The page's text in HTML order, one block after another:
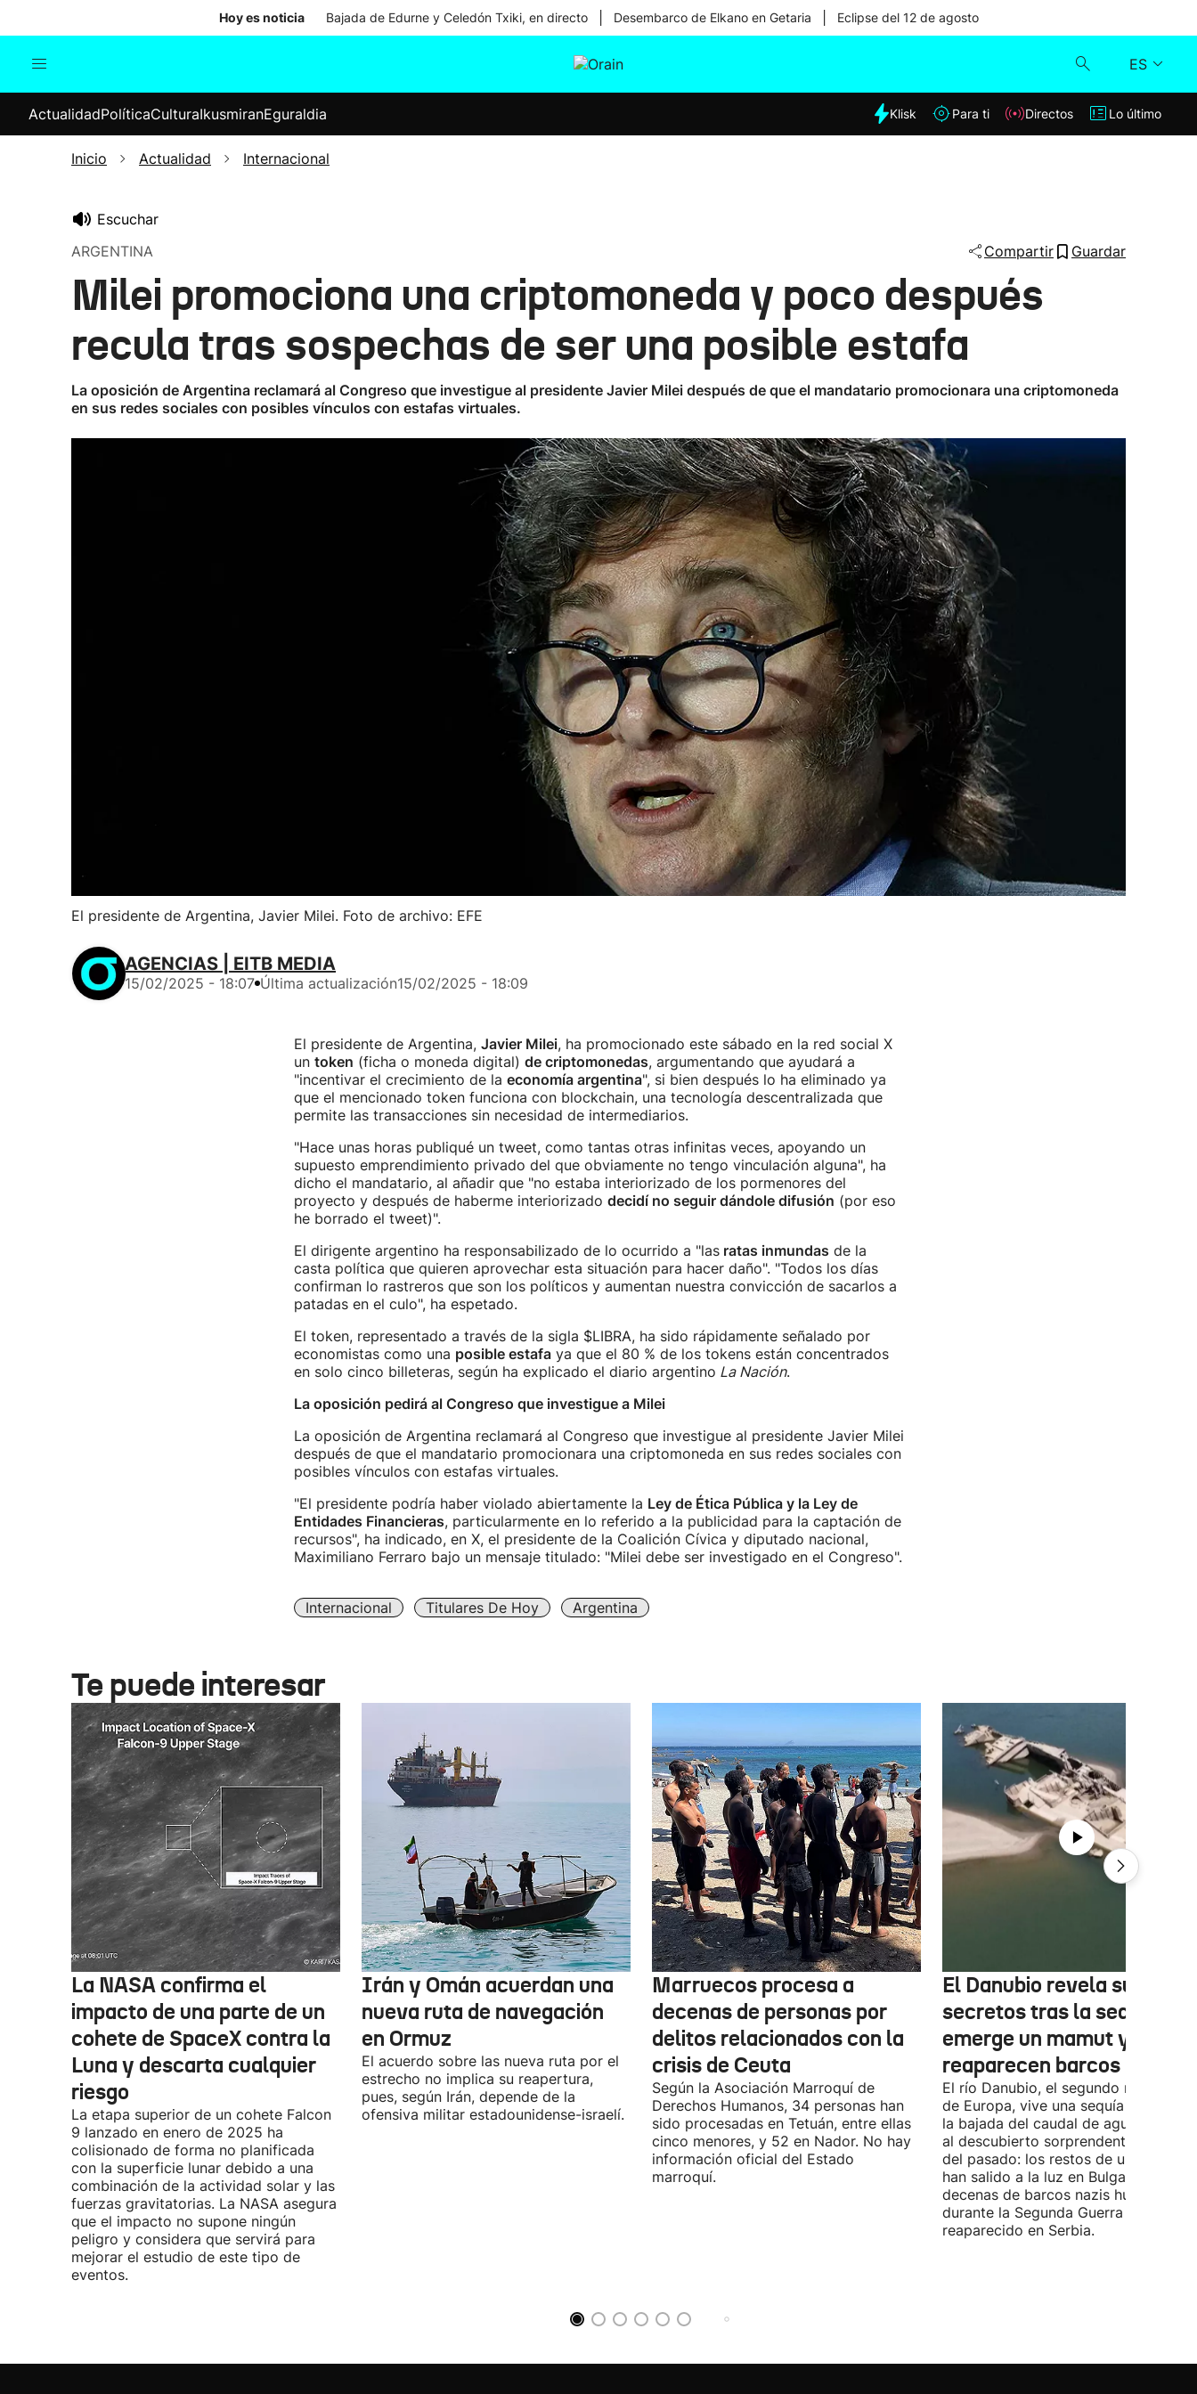
Hoy es noticia Bajada de Edurne y Celedón Txiki, en directo Desembarco de Elkano en Getaria Eclipse del 12 de agosto
ES
Internacional
Elecciones
Klisk
ActualidadPolíticaCulturaIkusmiranEguraldia Klisk Para ti Directos Lo último
Inicio Actualidad Internacional
Escuchar
ARGENTINA
Compartir Guardar
Milei promociona una criptomoneda y poco después
recula tras sospechas de ser una posible estafa
La oposición de Argentina reclamará al Congreso que investigue al presidente Javier Milei después de que el mandatario promocionara una criptomoneda
en sus redes sociales con posibles vínculos con estafas virtuales.
El presidente de Argentina, Javier Milei. Foto de archivo: EFE
AGENCIAS | EITB MEDIA
15/02/2025 - 18:07 Última actualización15/02/2025 - 18:09
El presidente de Argentina, Javier Milei, ha promocionado este sábado en la red social X
un token (ficha o moneda digital) de criptomonedas, argumentando que ayudará a
"incentivar el crecimiento de la economía argentina", si bien después lo ha eliminado ya
que el mencionado token funciona con blockchain, una tecnología descentralizada que
permite las transacciones sin necesidad de intermediarios.
"Hace unas horas publiqué un tweet, como tantas otras infinitas veces, apoyando un
supuesto emprendimiento privado del que obviamente no tengo vinculación alguna", ha
dicho el mandatario, al añadir que "no estaba interiorizado de los pormenores del
proyecto y después de haberme interiorizado decidí no seguir dándole difusión (por eso
he borrado el tweet)".
El dirigente argentino ha responsabilizado de lo ocurrido a "lasratas inmundas de la
casta política que quieren aprovechar esta situación para hacer daño". "Todos los días
confirman lo rastreros que son los políticos y aumentan nuestra convicción de sacarlos a
patadas en el culo", ha espetado.
El token, representado a través de la sigla $LIBRA, ha sido rápidamente señalado por
economistas como una posible estafaya que el 80 % de los tokens están concentrados
en solo cinco billeteras, según ha explicado el diario argentino La Nación.
La oposición pedirá al Congreso que investigue a Milei
La oposición de Argentina reclamará al Congreso que investigue al presidente Javier Milei
después de que el mandatario promocionara una criptomoneda en sus redes sociales con
posibles vínculos con estafas virtuales.
"El presidente podría haber violado abiertamente la Ley de Ética Pública y la Ley de
Entidades Financieras, particularmente en lo referido a la publicidad para la captación de
recursos", ha indicado, en X, el presidente de la Coalición Cívica y diputado nacional,
Maximiliano Ferraro bajo un mensaje titulado: "Milei debe ser investigado en el Congreso".
Internacional Titulares De Hoy Argentina
Te puede interesar
La NASA confirma el
impacto de una parte de un
cohete de SpaceX contra la
Luna y descarta cualquier
riesgo
La etapa superior de un cohete Falcon
9 lanzado en enero de 2025 ha
colisionado de forma no planificada
con la superficie lunar debido a una
combinación de la actividad solar y las
fuerzas gravitatorias. La NASA asegura
que el impacto no supone ningún
peligro y considera que servirá para
mejorar el estudio de este tipo de
eventos.
Irán y Omán acuerdan una
nueva ruta de navegación
en Ormuz
El acuerdo sobre las nueva ruta por el
estrecho no implica su reapertura,
pues, según Irán, depende de la
ofensiva militar estadounidense-israelí.
Marruecos procesa a
decenas de personas por
delitos relacionados con la
crisis de Ceuta
Según la Asociación Marroquí de
Derechos Humanos, 34 personas han
sido procesadas en Tetuán, entre ellas
cinco menores, y 52 en Nador. No hay
información oficial del Estado
marroquí.
El Danubio revela sus
secretos tras la sequía:
emerge un mamut y
reaparecen barcos nazis
El río Danubio, el segundo más largo
de Europa, vive una sequía histórica
la bajada del caudal de agua ha
al descubierto sorprendentes
del pasado: los restos de un mamut
han salido a la luz en Bulgaria y
decenas de barcos nazis hundidos
durante la Segunda Guerra Mundial
reaparecido en Serbia.